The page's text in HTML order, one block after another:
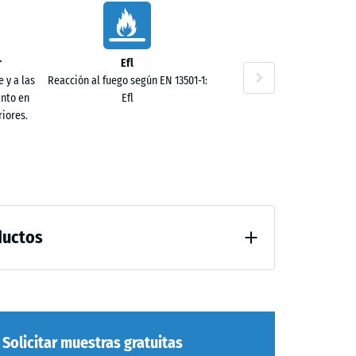
y a las
en
Efl
Reacción al fuego según EN 13501-1:
Efl
de 24 horas de descarga (BS 7188)
excelente
Solicitar muestras gratuitas